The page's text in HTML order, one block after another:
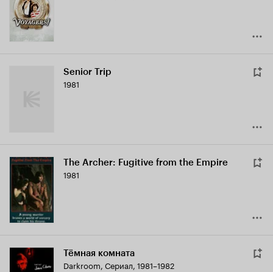
Senior Trip
1981
The Archer: Fugitive from the Empire
1981
Тёмная комната
Darkroom, Сериал, 1981–1982